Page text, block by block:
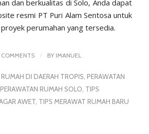
dan berkualitas di Solo, Anda dapat
resmi PT Puri Alam Sentosa untuk
perumahan yang tersedia.
COMMENTS / BY IMANUEL
DI DAERAH TROPIS PERAWATAN
PERAWATAN RUMAH SOLO TIPS
AWET, TIPS MERAWAT RUMAH BARU